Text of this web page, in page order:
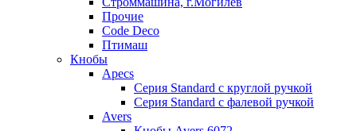
Прочие
Code Deco
Птимаш
Кнобы
Apecs
Серия Standard с круглой ручкой
Серия Standard с фалевой ручкой
Avers